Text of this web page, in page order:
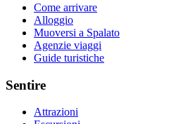
Come arrivare
Alloggio
Muoversi a Spalato
Agenzie viaggi
Guide turistiche
Sentire
Attrazioni